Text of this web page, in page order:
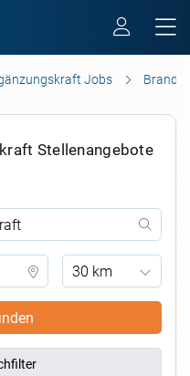
Jobs
Stellenangebote
30 km